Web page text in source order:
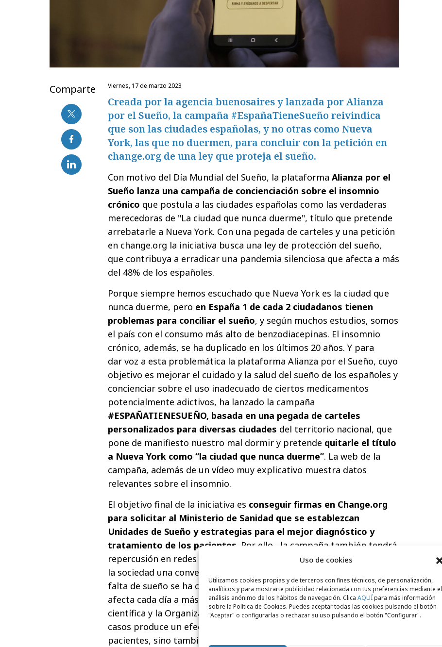
Uso de cookies
Utilizamos cookies propias y de terceros con fines técnicos, de personalización,
analíticos y para mostrarte publicidad relacionada con tus preferencias mediante el
análisis anónimo de los hábitos de navegación. Clica AQUÍpara más información
sobre la Política de Cookies. Puedes aceptar todas las cookies pulsando el botón
"Aceptar" o configurarlas o rechazar su uso pulsando el botón "Configurar".
Comparte viernes, 17 de marzo 2023
Creada por la agencia buenosaires y lanzada por Alianza
por el Sueño, la campaña #EspañaTieneSueño reivindica
que son las ciudades españolas, y no otras como Nueva
York, las que no duermen, para concluir con la petición en
change.org de una ley que proteja el sueño.
Con motivo del Día Mundial del Sueño, la plataforma Alianza por el
Sueño lanza una campaña de concienciación sobre el insomnio
crónico que postula a las ciudades españolas como las verdaderas
merecedoras de "La ciudad que nunca duerme", título que pretende
arrebatarle a Nueva York. Con una pegada de carteles y una petición
en change.org la iniciativa busca una ley de protección del sueño,
que contribuya a erradicar una pandemia silenciosa que afecta a más
del 48% de los españoles.
Porque siempre hemos escuchado que Nueva York es la ciudad que
nunca duerme, pero en España 1 de cada 2 ciudadanos tienen
problemas para conciliar el sueño, y según muchos estudios, somos
el país con el consumo más alto de benzodiacepinas. El insomnio
crónico, además, se ha duplicado en los últimos 20 años. Y para
dar voz a esta problemática la plataforma Alianza por el Sueño, cuyo
objetivo es mejorar el cuidado y la salud del sueño de los españoles y
concienciar sobre el uso inadecuado de ciertos medicamentos
potencialmente adictivos, ha lanzado la campaña
#ESPAÑATIENESUEÑO, basada en una pegada de carteles
personalizados para diversas ciudades del territorio nacional, que
pone de manifiesto nuestro mal dormir y pretende quitarle el título
a Nueva York como “la ciudad que nunca duerme”. La web de la
campaña, además de un vídeo muy explicativo muestra datos
relevantes sobre el insomnio.
El objetivo final de la iniciativa es conseguir firmas en Change.org
para solicitar al Ministerio de Sanidad que se establezcan
Unidades de Sueño y estrategias para el mejor diagnóstico y
tratamiento de los pacientes . Por ello, la campaña también tendrá
repercusión en redes sociales y diferentes medios, introduciendo en
la sociedad una conversación fundamental sobre el insomnio. La
falta de sueño se ha convertido en una epidemia silenciosa que
afecta cada día a más personas, tal y como definen la comunidad
científica y la Organización Mundial de la Salud (OMS). El aumento de
casos produce un efecto en cadena que repercute, no solo en los
pacientes, sino también en sus familias, en las empresas e, incluso,